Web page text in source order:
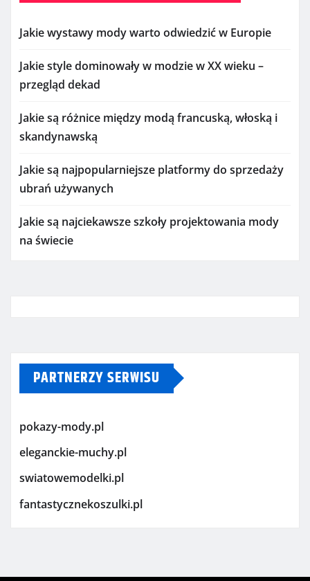
Jakie wystawy mody warto odwiedzić w Europie
Jakie style dominowały w modzie w XX wieku –
przegląd dekad
Jakie są różnice między modą francuską, włoską i
skandynawską
Jakie są najpopularniejsze platformy do sprzedaży
ubrań używanych
Jakie są najciekawsze szkoły projektowania mody
na świecie
PARTNERZY SERWISU
pokazy-mody.pl
eleganckie-muchy.pl
swiatowemodelki.pl
fantastycznekoszulki.pl